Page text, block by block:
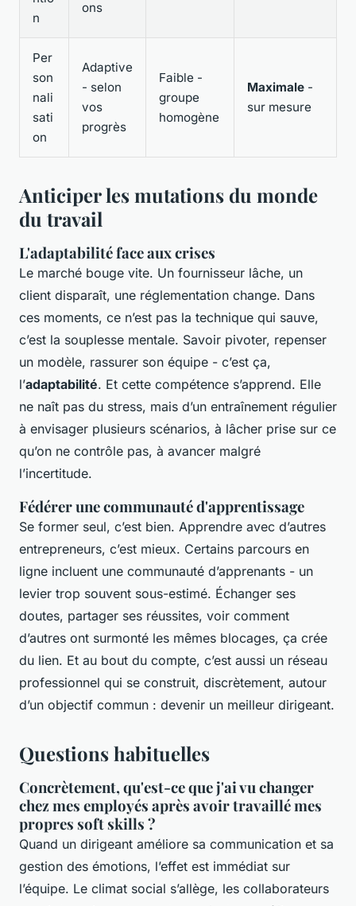
n
ons
Per
son
nali
sati
on
Adaptive
- selon
vos
progrès
Faible -
groupe
homogène
Maximale -
sur mesure
Anticiper les mutations du monde
du travail
L'adaptabilité face aux crises
Le marché bouge vite. Un fournisseur lâche, un
client disparaît, une réglementation change. Dans
ces moments, ce n’est pas la technique qui sauve,
c’est la souplesse mentale. Savoir pivoter, repenser
un modèle, rassurer son équipe - c’est ça,
l’adaptabilité. Et cette compétence s’apprend. Elle
ne naît pas du stress, mais d’un entraînement régulier
à envisager plusieurs scénarios, à lâcher prise sur ce
qu’on ne contrôle pas, à avancer malgré
l’incertitude.
Fédérer une communauté d'apprentissage
Se former seul, c’est bien. Apprendre avec d’autres
entrepreneurs, c’est mieux. Certains parcours en
ligne incluent une communauté d’apprenants - un
levier trop souvent sous-estimé. Échanger ses
doutes, partager ses réussites, voir comment
d’autres ont surmonté les mêmes blocages, ça crée
du lien. Et au bout du compte, c’est aussi un réseau
professionnel qui se construit, discrètement, autour
d’un objectif commun : devenir un meilleur dirigeant.
Questions habituelles
Concrètement, qu'est-ce que j'ai vu changer
chez mes employés après avoir travaillé mes
propres soft skills ?
Quand un dirigeant améliore sa communication et sa
gestion des émotions, l’effet est immédiat sur
l’équipe. Le climat social s’allège, les collaborateurs